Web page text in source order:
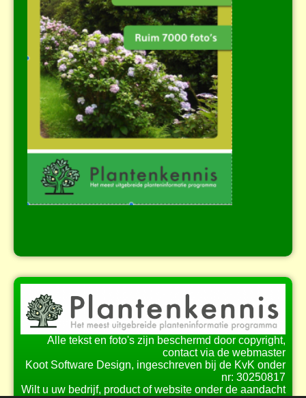
Alle tekst en foto's zijn beschermd door copyright,
contact via de webmaster
Koot Software Design, ingeschreven bij de KvK onder
nr: 30250817
Wilt u uw bedrijf, product of website onder de aandacht